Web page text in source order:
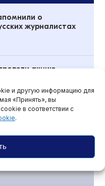
и другую информацию для
«Принять», вы
в соответствии с
.
о
журналистах
акцию